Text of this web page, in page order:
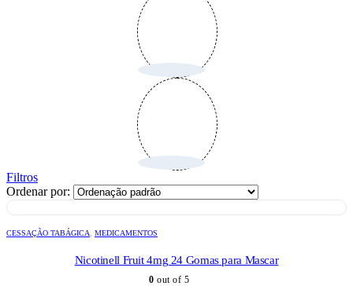
Filtros
Ordenar por:
CESSAÇÃO TABÁGICA MEDICAMENTOS
Nicotinell Fruit 4mg 24 Gomas para Mascar
0 out of 5